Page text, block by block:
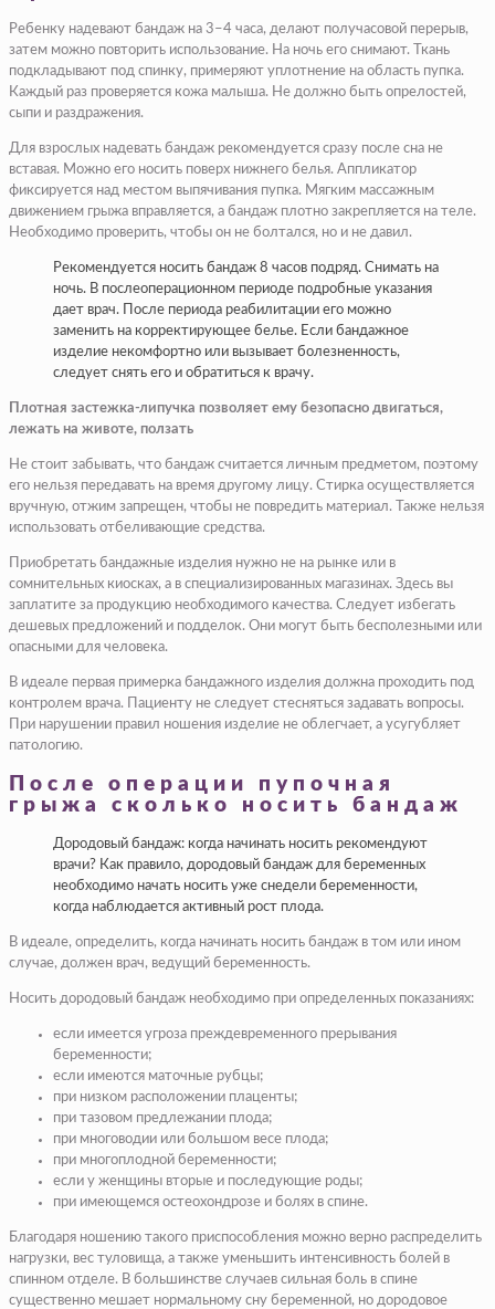
Ребенку надевают бандаж на 3–4 часа, делают получасовой перерыв,
затем можно повторить использование. На ночь его снимают. Ткань
подкладывают под спинку, примеряют уплотнение на область пупка.
Каждый раз проверяется кожа малыша. Не должно быть опрелостей,
сыпи и раздражения.
Для взрослых надевать бандаж рекомендуется сразу после сна не
вставая. Можно его носить поверх нижнего белья. Аппликатор
фиксируется над местом выпячивания пупка. Мягким массажным
движением грыжа вправляется, а бандаж плотно закрепляется на теле.
Необходимо проверить, чтобы он не болтался, но и не давил.
Рекомендуется носить бандаж 8 часов подряд. Снимать на
ночь. В послеоперационном периоде подробные указания
дает врач. После периода реабилитации его можно
заменить на корректирующее белье. Если бандажное
изделие некомфортно или вызывает болезненность,
следует снять его и обратиться к врачу.
Плотная застежка-липучка позволяет ему безопасно двигаться,
лежать на животе, ползать
Не стоит забывать, что бандаж считается личным предметом, поэтому
его нельзя передавать на время другому лицу. Стирка осуществляется
вручную, отжим запрещен, чтобы не повредить материал. Также нельзя
использовать отбеливающие средства.
Приобретать бандажные изделия нужно не на рынке или в
сомнительных киосках, а в специализированных магазинах. Здесь вы
заплатите за продукцию необходимого качества. Следует избегать
дешевых предложений и подделок. Они могут быть бесполезными или
опасными для человека.
В идеале первая примерка бандажного изделия должна проходить под
контролем врача. Пациенту не следует стесняться задавать вопросы.
При нарушении правил ношения изделие не облегчает, а усугубляет
патологию.
После операции пупочная
грыжа сколько носить бандаж
Дородовый бандаж: когда начинать носить рекомендуют
врачи? Как правило, дородовый бандаж для беременных
необходимо начать носить уже снедели беременности,
когда наблюдается активный рост плода.
В идеале, определить, когда начинать носить бандаж в том или ином
случае, должен врач, ведущий беременность.
Носить дородовый бандаж необходимо при определенных показаниях:
если имеется угроза преждевременного прерывания
беременности;
если имеются маточные рубцы;
при низком расположении плаценты;
при тазовом предлежании плода;
при многоводии или большом весе плода;
при многоплодной беременности;
если у женщины вторые и последующие роды;
при имеющемся остеохондрозе и болях в спине.
Благодаря ношению такого приспособления можно верно распределить
нагрузки, вес туловища, а также уменьшить интенсивность болей в
спинном отделе. В большинстве случаев сильная боль в спине
существенно мешает нормальному сну беременной, но дородовое